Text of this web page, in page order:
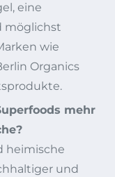
eine
möglichst
wie
Organics
mehr
heimische
und